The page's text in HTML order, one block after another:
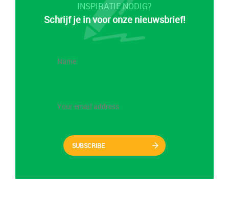
INSPIRATIE NODIG?
Schrijf je in voor onze nieuwsbrief!
SUBSCRIBE